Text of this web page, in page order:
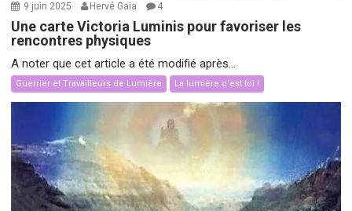
9 juin 2025 Hervé Gaïa 4
Une carte Victoria Luminis pour favoriser les
rencontres physiques
A noter que cet article a été modifié après...
Guerrier et Travailleurs de Lumière La lumière c'est toi !